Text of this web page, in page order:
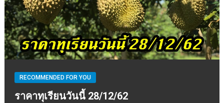
RECOMMENDED FOR YOU
ราคาทุเรียนวันนี้ 28/12/62